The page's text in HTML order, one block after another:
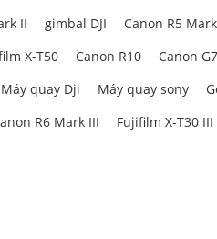
II gimbal DJI Canon R5
X-T50 Canon R10 Canon
Máy quay Dji Máy quay sony
R6 Mark III Fujifilm X-T30 III